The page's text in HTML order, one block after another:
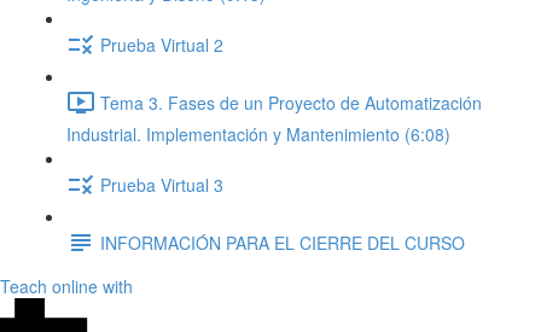
Prueba Virtual 2
Tema 3. Fases de un Proyecto de Automatización
Industrial. Implementación y Mantenimiento (6:08)
Prueba Virtual 3
INFORMACIÓN PARA EL CIERRE DEL CURSO
Teach online with